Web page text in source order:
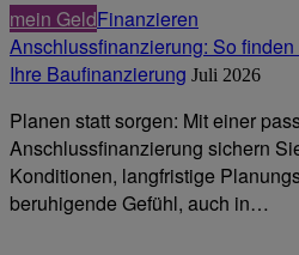
mein GeldFinanzieren
Anschlussfinanzierung: So
Ihre Baufinanzierung Juli 2026
Planen statt sorgen: Mit einer
Anschlussfinanzierung sichern
Konditionen, langfristige
beruhigende Gefühl, auch in…